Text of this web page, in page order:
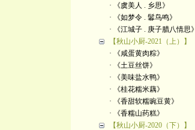
· 《虞美人 . 乡思》
· 《如梦令 . 鬊鸟鸣》
· 《江城子 . 庚子腊八情思》
【秋山小厨-2021（上）】
· 《咸蛋黄肉粽》
· 《土豆丝饼》
· 《美味盐水鸭》
· 《桂花糯米藕》
· 《香甜软糯豌豆黄》
· 《香糯山药糕》
【秋山小厨-2020（下）】